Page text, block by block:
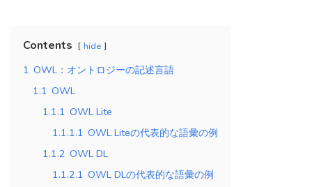
Contents hide
1 OWL：オントロジーの記述言語
1.1 OWL
1.1.1 OWL Lite
1.1.1.1 OWL Liteの代表的な語彙の例
1.1.2 OWL DL
1.1.2.1 OWL DLの代表的な語彙の例